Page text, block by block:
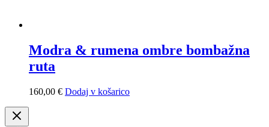
Modra & rumena ombre bombažna
ruta
160,00 € Dodaj v košarico